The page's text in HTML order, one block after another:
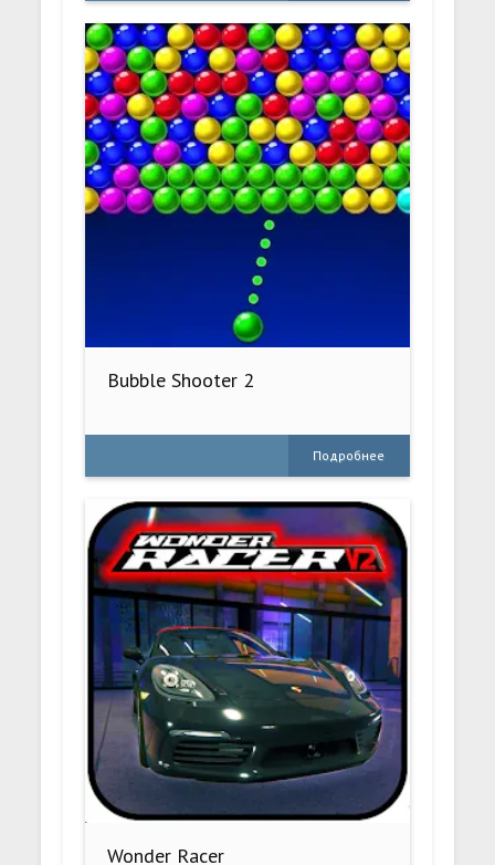
Bubble Shooter 2
Подробнее
Wonder Racer